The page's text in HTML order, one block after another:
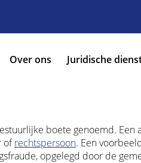
Over ons Juridische
boete genoemd.
ofrechtspersoon. Een
opgelegd door de